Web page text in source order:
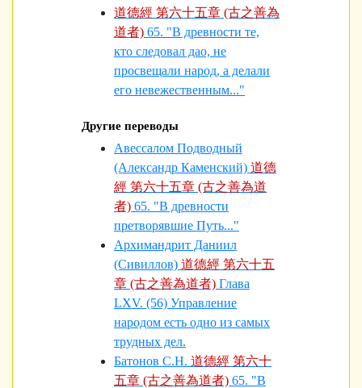
道德經 第六十五章 (古之善為
道者) 65. "В древности те,
кто следовал дао, не
просвещали народ, а делали
его невежествен­ным..."
Другие переводы
Авессалом Подводный
(Александр Каменский) 道德
經 第六十五章 (古之善為道
者) 65. "В древности
претворявшие Путь..."
Архимандрит Даниил
(Сивиллов) 道德經 第六十五
章 (古之善為道者) Глава
LXV. (56) Управление
народом есть одно из самых
трудных дел.
Батонов С.Н. 道德經 第六十
五章 (古之善為道者) 65. "В